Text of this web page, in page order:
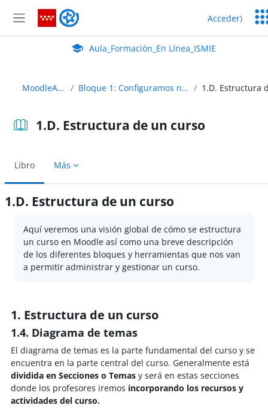
Panel lateral
Aula_Formación_En Línea_ISMIE Acceder)
Aula Virtual de EducaMadrid:
Aula_Formación_En Línea_ISMIE
MoodleAbierto Bloque 1: Configuramos nuestro curso
1.D. Estructura de un curso
Libro Más
1.D. Estructura de un curso
Aquí veremos una visión global de cómo se estructura
un curso en Moodle así como una breve descripción
de los diferentes bloques y herramientas que nos van
a permitir administrar y gestionar un curso.
1. Estructura de un curso
1.4. Diagrama de temas
El diagrama de temas es la parte fundamental del curso y se
encuentra en la parte central del curso. Generalmente está
dividida en Secciones o Temas y será en estas secciones
donde los profesores iremos incorporando los recursos y
actividades del curso.